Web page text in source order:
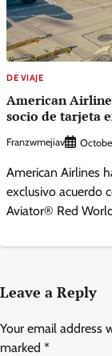
DE VIAJE
American
socio de tarjeta
Franzwmejiav
American Airlines
exclusivo acuerdo
Aviator® Red
Leave a Reply
Your email address
marked *